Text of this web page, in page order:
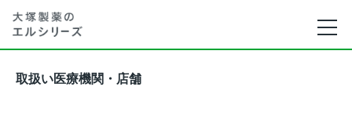
取扱い医療機関・店舗